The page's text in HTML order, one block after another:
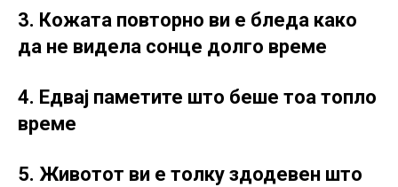
3. Кожата повторно ви е бледа како
да не видела сонце долго време
4. Едвај паметите што беше тоа топло
време
5. Животот ви е толку здодевен што